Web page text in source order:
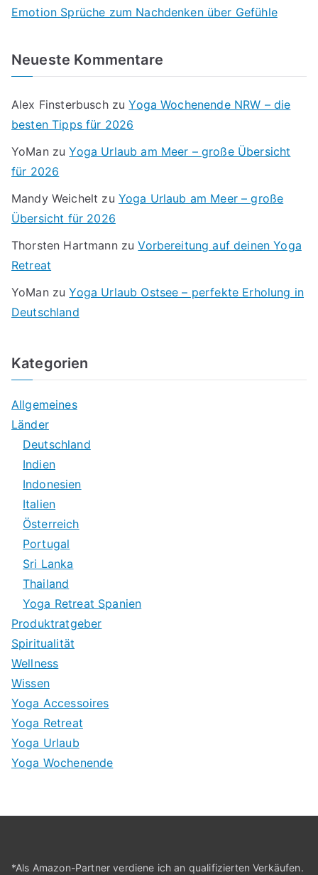
Emotion Sprüche zum Nachdenken über Gefühle
Neueste Kommentare
Alex FinsterbuschzuYoga Wochenende NRW – die
besten Tipps für 2026
YoManzuYoga Urlaub am Meer – große Übersicht
für 2026
Mandy Weichelt zu Yoga Urlaub am Meer – große
Übersicht für 2026
Thorsten HartmannzuVorbereitung auf deinen Yoga
Retreat
YoManzuYoga Urlaub Ostsee – perfekte Erholung in
Deutschland
Kategorien
Allgemeines
Länder
Deutschland
Indien
Indonesien
Italien
Österreich
Portugal
Sri Lanka
Thailand
Yoga Retreat Spanien
Produktratgeber
Spiritualität
Wellness
Wissen
Yoga Accessoires
Yoga Retreat
Yoga Urlaub
Yoga Wochenende
*Als Amazon-Partner verdiene ich an qualifizierten Verkäufen.